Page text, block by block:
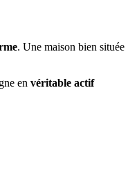
. Une maison bien située
en véritable actif